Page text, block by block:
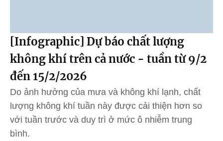
[Infographic] Dự báo chất lượng
không khí trên cả nước - tuần từ 9/2
đến 15/2/2026
Do ảnh hưởng của mưa và không khí lạnh, chất
lượng không khí tuần này được cải thiện hơn so
với tuần trước và duy trì ở mức ô nhiễm trung
bình.